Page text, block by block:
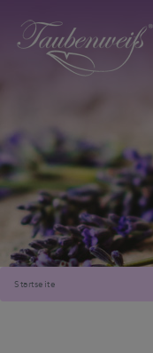
Startseite